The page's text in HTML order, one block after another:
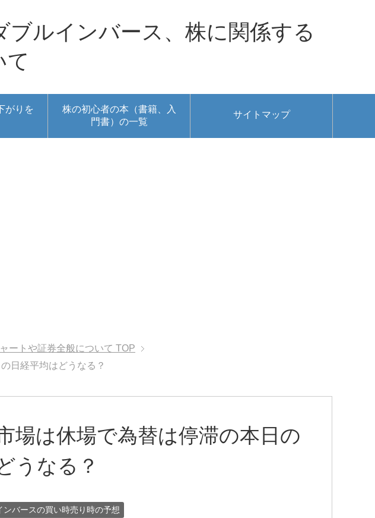
ルインバース、株に関係する
て
がりを
株の初心者の本（書籍、入
門書）の一覧
サイトマップ
ートや証券全般について TOP
日経平均はどうなる？
場は休場で為替は停滞の本日の
うなる？
ンバースの買い時売り時の予想